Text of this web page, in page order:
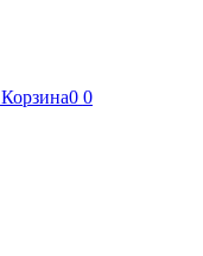
Корзина0 0